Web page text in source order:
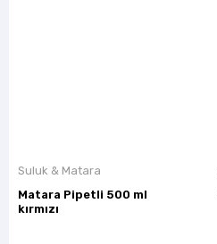
Suluk & Matara
Matara Pipetli 500 ml
kırmızı